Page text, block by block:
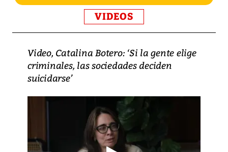
VIDEOS
Video, Catalina Botero: ‘Si la gente elige
criminales, las sociedades deciden
suicidarse’